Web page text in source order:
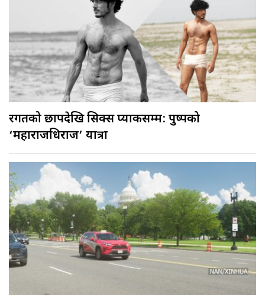
रगतको छापदेखि सिक्स प्याकसम्म: पुष्पको
‘महाराजधिराज’ यात्रा